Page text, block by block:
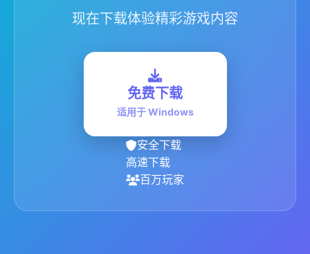
现在下载体验精彩游戏内容
免费下载
适用于 Windows
安全下载
高速下载
百万玩家